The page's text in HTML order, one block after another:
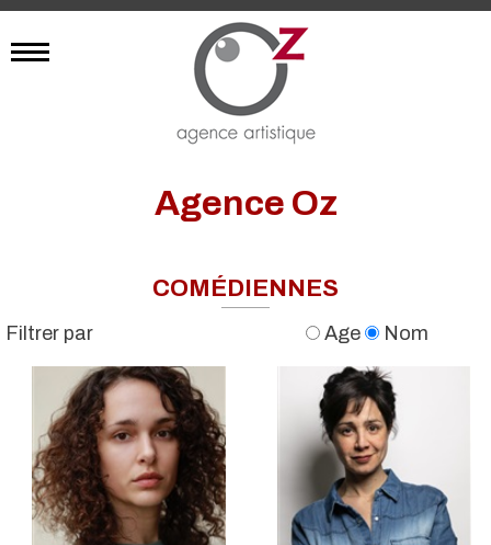
Agence Oz
COMÉDIENNES
Filtrer par Age Nom